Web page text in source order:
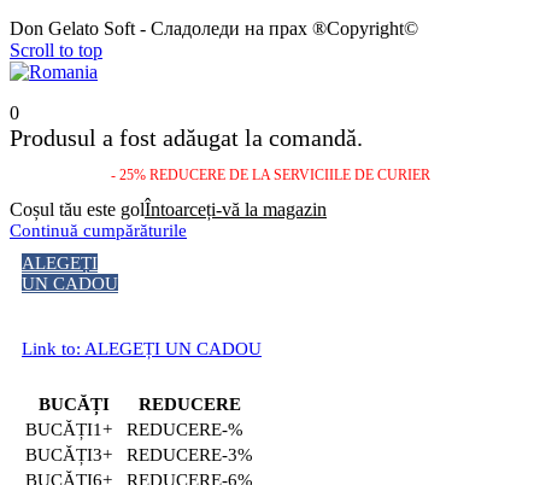
Don Gelato Soft - Сладоледи на прах ®Copyright©
Scroll to top
0
Produsul a fost adăugat la comandă.
- 25% REDUCERE DE LA SERVICIILE DE CURIER
Coșul tău este golÎntoarceți-vă la magazin
Continuă cumpărăturile
ALEGEȚI
UN CADOU
Link to: ALEGEȚI UN CADOU
BUCĂȚI
REDUCERE
1+
-%
3+
-3%
6+
-6%